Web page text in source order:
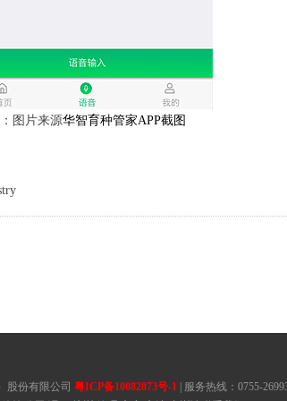
图片来源华智育种管家APP截图
股份有限公司 粤ICP备10082873号-1 | 服务热线：0755-